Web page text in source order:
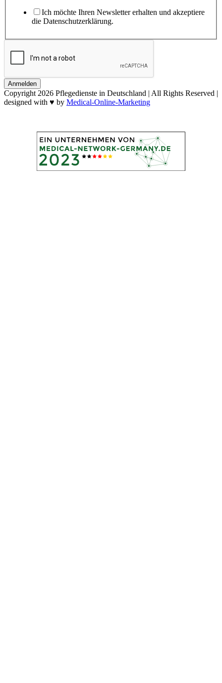
Ich möchte Ihren Newsletter erhalten und akzeptiere
die Datenschutzerklärung.
Anmelden
Copyright 2026 Pflegedienste in Deutschland | All Rights Reserved |
designed with ♥ by Medical-Online-Marketing